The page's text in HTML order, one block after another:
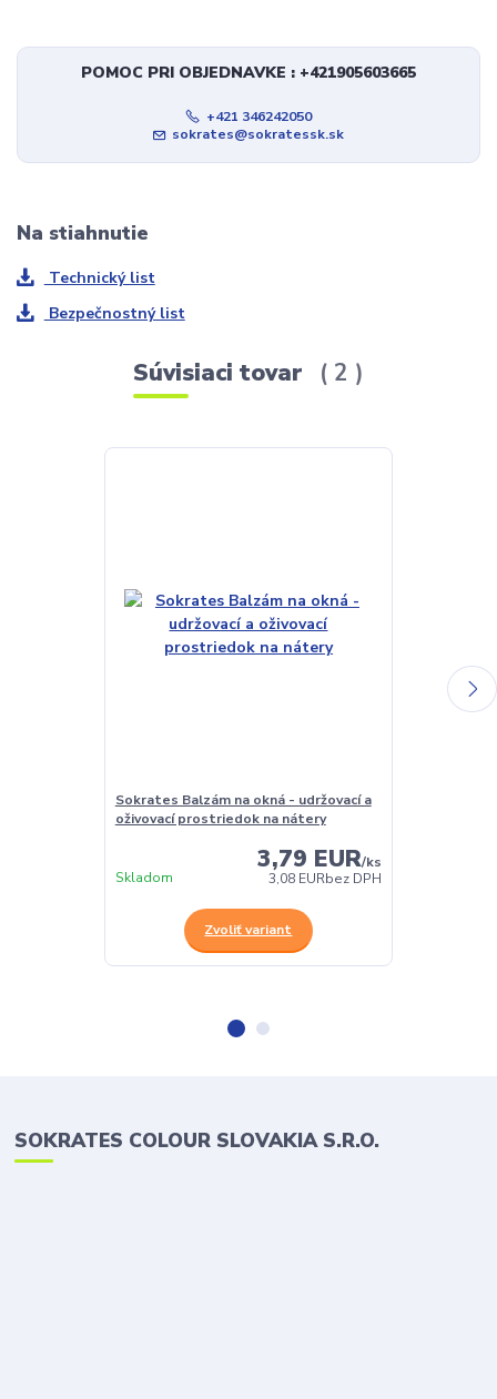
POMOC PRI OBJEDNAVKE : +421905603665
+421 346242050
sokrates@sokratessk.sk
Na stiahnutie
Technický list
Bezpečnostný list
Súvisiaci tovar 2
Sokrates Balzám na okná - udržovací a
oživovací prostriedok na nátery
3,79 EUR/ks
3,08 EURbez DPH
Skladom
Zvoliť variant
SOKRATES COLOUR SLOVAKIA S.R.O.